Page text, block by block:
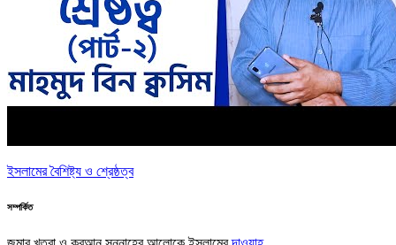
ইসলামের বৈশিষ্ট্য ও শ্রেষ্ঠত্ব
সম্পর্কিত